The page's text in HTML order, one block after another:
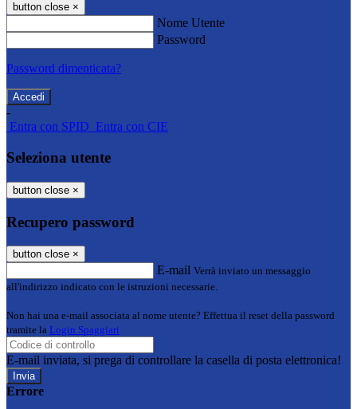
button close ×
Nome Utente
Password
Password dimenticata?
-
Entra con SPID Entra con CIE
Seleziona utente
button close ×
Recupero password
button close ×
E-mail Verrà inviato un messaggio
all'indirizzo indicato con le istruzioni necessarie.
Non hai una e-mail associata al nome utente? Effettua il reset della password
tramite la Login Spaggiari
E-mail inviata, si prega di controllare la casella di posta elettronica!
Errore